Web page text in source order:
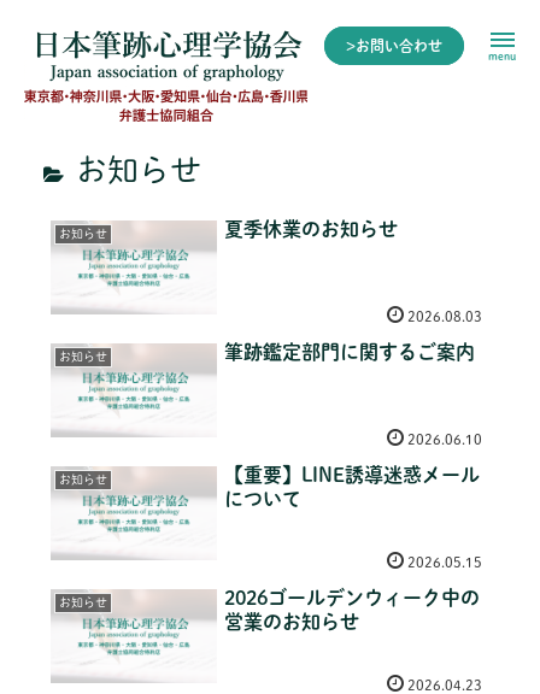
>お問い合わせ
menu
お知らせ
お知らせ 夏季休業のお知らせ
2026.08.03
お知らせ 筆跡鑑定部門に関するご案内
2026.06.10
お知らせ
【重要】LINE誘導迷惑メール
について
2026.05.15
お知らせ
2026ゴールデンウィーク中の
営業のお知らせ
2026.04.23